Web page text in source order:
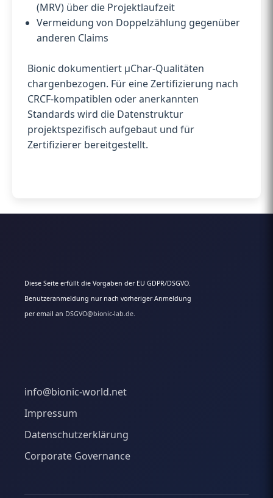
(MRV) über die Projektlaufzeit
Vermeidung von Doppelzählung gegenüber
anderen Claims
Bionic dokumentiert µChar-Qualitäten
chargenbezogen. Für eine Zertifizierung nach
CRCF-kompatiblen oder anerkannten
Standards wird die Datenstruktur
projektspezifisch aufgebaut und für
Zertifizierer bereitgestellt.
Diese Seite erfüllt die Vorgaben der EU GDPR/DSGVO.
Benutzeranmeldung nur nach vorheriger Anmeldung
per email an DSGVO@bionic-lab.de.
info@bionic-world.net
Impressum
Datenschutzerklärung
Corporate Governance